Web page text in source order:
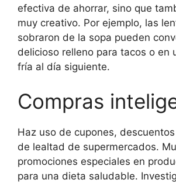
efectiva de ahorrar, sino que
muy creativo. Por ejemplo, las
sobraron de la sopa pueden
delicioso relleno para tacos o en
fría al día siguiente.
Compras
Haz uso de cupones,
de lealtad de supermercados.
promociones especiales en
para una dieta saludable.